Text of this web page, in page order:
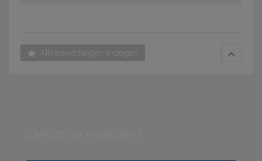
Alle Bewertungen anzeigen